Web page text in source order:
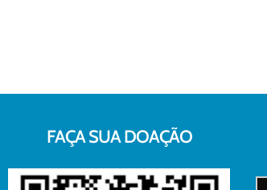
FAÇA SUA DOAÇÃO